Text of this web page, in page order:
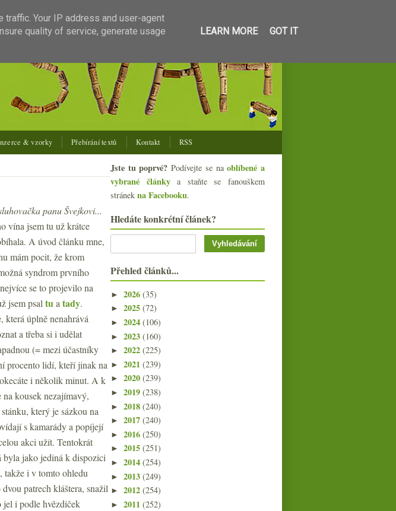
& vzorky Přebírání textů Kontakt RSS
panu Švejkovi...
vína jsem tu už krátce
A úvod článku mne,
mám pocit, že krom
syndrom prvního
se to projevilo na
jsem psal tua tady.
která úplně nenahrává
a třeba si i udělat
(= mezi účastníky
procento lidí, kteří jinak na
i několik minut. A k
kousek nezajímavý,
který je sázkou na
s kamarády a popíjejí
akci užít. Tentokrát
byla jako jediná k dispozici
takže i v tomto ohledu
patrech kláštera, snažil
jel i podle hvězdiček
Jste tu poprvé? Podívejte se naoblíbené a
vybrané článkya staňte se fanouškem
stránek na Facebooku.
Hledáte konkrétní článek?
Přehled článků...
► 2026 (35)
► 2025 (72)
► 2024 (106)
► 2023 (160)
► 2022 (225)
► 2021 (239)
► 2020 (239)
► 2019 (238)
► 2018 (240)
► 2017 (240)
► 2016 (250)
► 2015 (251)
► 2014 (254)
► 2013 (249)
► 2012 (254)
► 2011 (252)
Your IP address and user-agent
quality of service, generate usage
LEARN MORE GOT IT